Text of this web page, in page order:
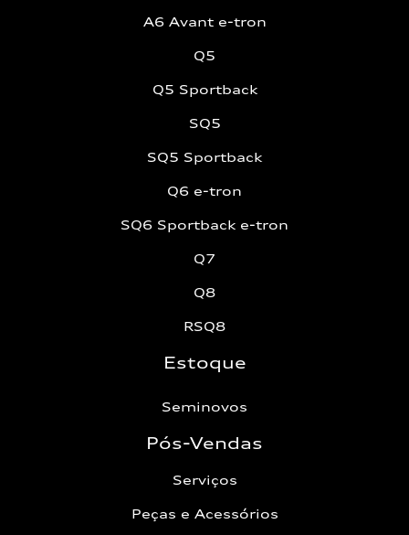
A6 Avant e-tron
Q5
Q5 Sportback
SQ5
SQ5 Sportback
Q6 e-tron
SQ6 Sportback e-tron
Q7
Q8
RSQ8
Estoque
Seminovos
Pós-Vendas
Serviços
Peças e Acessórios